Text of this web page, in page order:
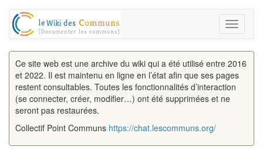
Toggle
Ce site web est une archive du wiki qui a été utilisé entre 2016
et 2022. Il est maintenu en ligne en l’état afin que ses pages
restent consultables. Toutes les fonctionnalités d’interaction
(se connecter, créer, modifier…) ont été supprimées et ne
seront pas restaurées.
Collectif Point Communs https://chat.lescommuns.org/